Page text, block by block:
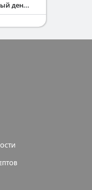
ден...